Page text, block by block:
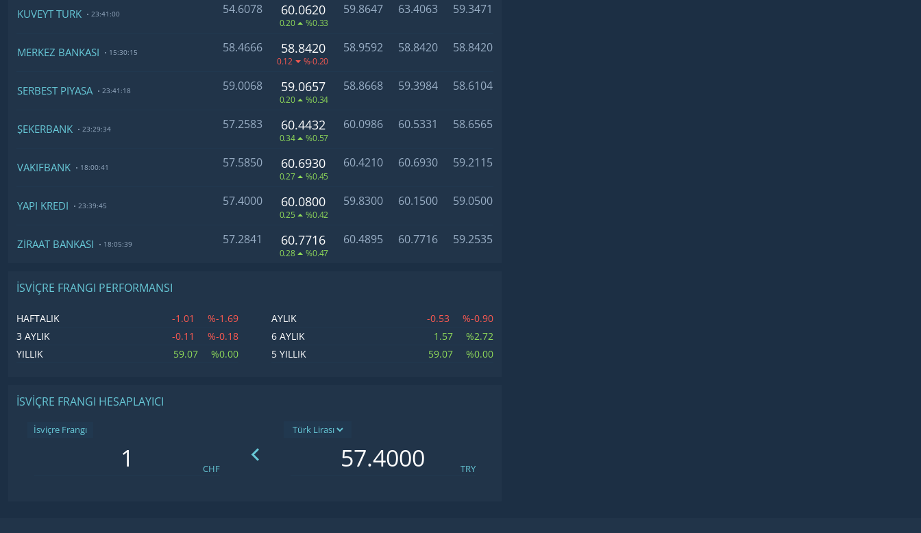
KUVEYT TÜRK 23:41:00 54.6078 60.0620
0.20 %0.33
59.8647 63.4063 59.3471
MERKEZ BANKASI 15:30:15 58.4666 58.8420
0.12 %-0.20
58.9592 58.8420 58.8420
SERBEST PİYASA 23:41:18 59.0068 59.0657
0.20 %0.34
58.8668 59.3984 58.6104
ŞEKERBANK 23:29:34 57.2583 60.4432
0.34 %0.57
60.0986 60.5331 58.6565
VAKIFBANK 18:00:41 57.5850 60.6930
0.27 %0.45
60.4210 60.6930 59.2115
YAPI KREDİ 23:39:45 57.4000 60.0800
0.25 %0.42
59.8300 60.1500 59.0500
ZİRAAT BANKASI 18:05:39 57.2841 60.7716
0.28 %0.47
60.4895 60.7716 59.2535
İSVIÇRE FRANGI PERFORMANSI
HAFTALIK -1.01 %-1.69 AYLIK -0.53
%-0.90
3 AYLIK
-0.11 %-0.18 6 AYLIK 1.57
%2.72
YILLIK
59.07 %0.00 5 YILLIK 59.07 %0.00
İSVIÇRE FRANGI HESAPLAYICI
İsviçre Frangı
CHF TRY